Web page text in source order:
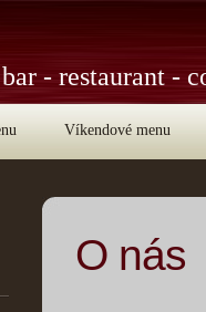
bar - restaurant -
Víkendové menu
O nás